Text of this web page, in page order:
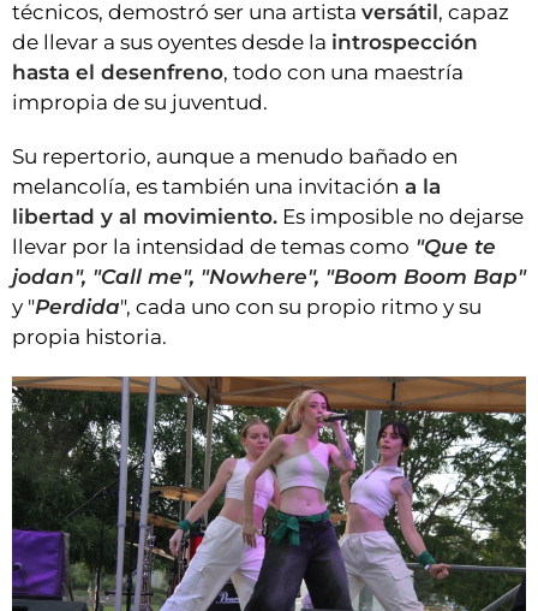
técnicos, demostró ser una artista versátil, capaz
de llevar a sus oyentes desde la introspección
hasta el desenfreno, todo con una maestría
impropia de su juventud.
Su repertorio, aunque a menudo bañado en
melancolía, es también una invitación a la
libertad y al movimiento. Es imposible no dejarse
llevar por la intensidad de temas como "Que te
jodan", "Call me", "Nowhere", "Boom Boom Bap"
y "Perdida", cada uno con su propio ritmo y su
propia historia.